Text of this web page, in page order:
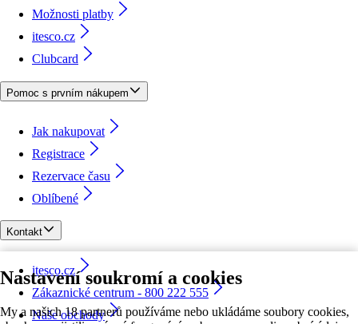
Nastavení soukromí a cookies
My a našich 18 partnerů používáme nebo ukládáme soubory cookies,
Možnosti platby
itesco.cz
Clubcard
Pomoc s prvním nákupem
Jak nakupovat
Registrace
Rezervace času
Oblíbené
Kontakt
itesco.cz
Zákaznické centrum - 800 222 555
Naše obchody